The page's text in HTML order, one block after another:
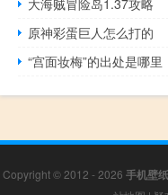
大海贼冒险岛1.37攻略
原神彩蛋巨人怎么打的
“宫面妆梅”的出处是哪里
Copyright © 2012 - 2026 手机壁